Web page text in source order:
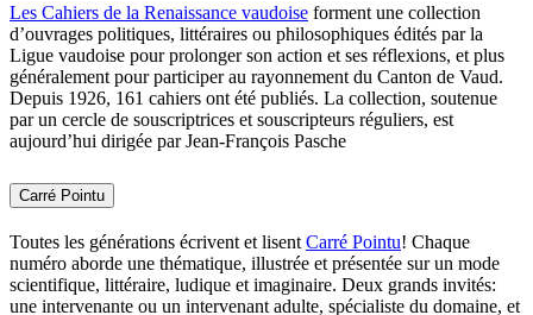
Les Cahiers de la Renaissance vaudoise forment une collection
d’ouvrages politiques, littéraires ou philosophiques édités par la
Ligue vaudoise pour prolonger son action et ses réflexions, et plus
généralement pour participer au rayonnement du Canton de Vaud.
Depuis 1926, 161 cahiers ont été publiés. La collection, soutenue
par un cercle de souscriptrices et souscripteurs réguliers, est
aujourd’hui dirigée par Jean-François Pasche
Carré Pointu
Toutes les générations écrivent et lisent Carré Pointu! Chaque
numéro aborde une thématique, illustrée et présentée sur un mode
scientifique, littéraire, ludique et imaginaire. Deux grands invités:
une intervenante ou un intervenant adulte, spécialiste du domaine, et